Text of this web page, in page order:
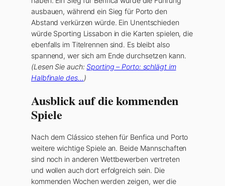
ausbauen, während ein Sieg für Porto den
Abstand verkürzen würde. Ein Unentschieden
würde Sporting Lissabon in die Karten spielen, die
ebenfalls im Titelrennen sind. Es bleibt also
spannend, wer sich am Ende durchsetzen kann.
(Lesen Sie auch:Sporting – Porto: schlägt im
Halbfinale des…)
Ausblick auf die kommenden
Spiele
Nach dem Clássico stehen für Benfica und Porto
weitere wichtige Spiele an. Beide Mannschaften
sind noch in anderen Wettbewerben vertreten
und wollen auch dort erfolgreich sein. Die
kommenden Wochen werden zeigen, wer die